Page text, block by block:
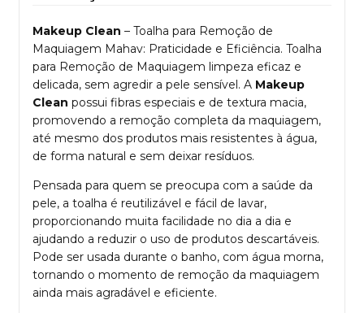
Makeup Clean – Toalha para Remoção de
Maquiagem Mahav: Praticidade e Eficiência. Toalha
para Remoção de Maquiagem limpeza eficaz e
delicada, sem agredir a pele sensível. A Makeup
Clean possui fibras especiais e de textura macia,
promovendo a remoção completa da maquiagem,
até mesmo dos produtos mais resistentes à água,
de forma natural e sem deixar resíduos.
Pensada para quem se preocupa com a saúde da
pele, a toalha é reutilizável e fácil de lavar,
proporcionando muita facilidade no dia a dia e
ajudando a reduzir o uso de produtos descartáveis.
Pode ser usada durante o banho, com água morna,
tornando o momento de remoção da maquiagem
ainda mais agradável e eficiente.